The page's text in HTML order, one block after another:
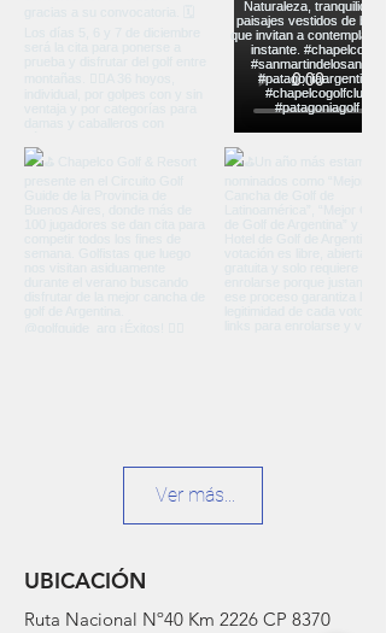
Ver más...
UBICACIÓN
Ruta Nacional Nº40 Km 2226 CP 8370